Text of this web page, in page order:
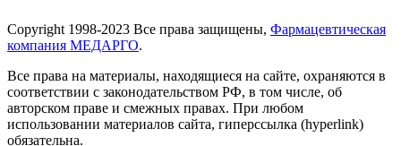
Copyright 1998-2023 Все права защищены, Фармацевтическая
компания МЕДАРГО.
Все права на материалы, находящиеся на сайте, охраняются в
соответствии с законодательством РФ, в том числе, об
авторском праве и смежных правах. При любом
использовании материалов сайта, гиперссылка (hyperlink)
обязательна.